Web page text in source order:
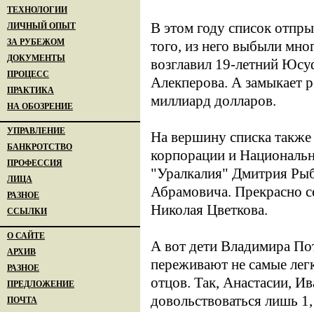
ТЕХНОЛОГИИ
ЛИЧНЫЙ ОПЫТ
ЗА РУБЕЖОМ
ДОКУМЕНТЫ
ПРОЦЕСС
ПРАКТИКА
НА ОБОЗРЕНИЕ
УПРАВЛЕНИЕ
БАНКРОТСТВО
ПРОФЕССИЯ
ЛИЦА
РАЗНОЕ
ССЫЛКИ
О САЙТЕ
АРХИВ
РАЗНОЕ
ПРЕДЛОЖЕНИЕ
ПОЧТА
В этом году список
того, из него выбыли
возглавил 19-летний
Алекперова. А замыкает
миллиард долларов.
На вершину списка
корпорации и
"Уралкалия" Дмитрия
Абрамовича. Прекрасно
Николая Цветкова.
А вот дети Владимира
переживают не самые
отцов. Так, Анастасии,
довольствоваться лишь